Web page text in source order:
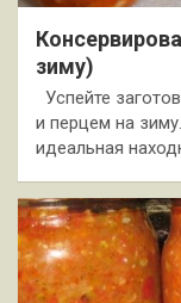
зиму)
Успейте
и перцем на
идеальная